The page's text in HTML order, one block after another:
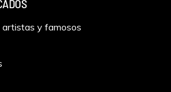
y famosos